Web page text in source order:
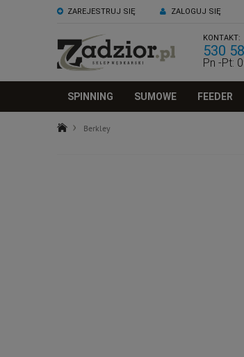
ZAREJESTRUJ SIĘ ZALOGUJ SIĘ
KONTAKT:
530
Pn -Pt:
SPINNING SUMOWE FEEDER
Berkley